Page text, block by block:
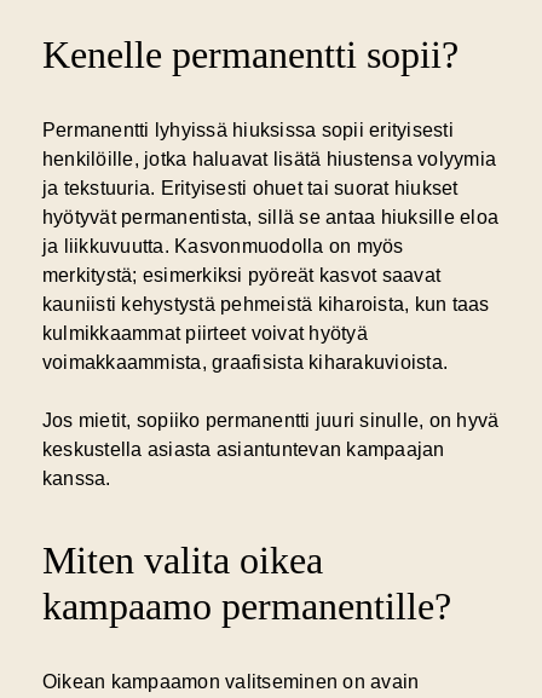
Kenelle permanentti sopii?
Permanentti lyhyissä hiuksissa sopii erityisesti
henkilöille, jotka haluavat lisätä hiustensa volyymia
ja tekstuuria. Erityisesti ohuet tai suorat hiukset
hyötyvät permanentista, sillä se antaa hiuksille eloa
ja liikkuvuutta. Kasvonmuodolla on myös
merkitystä; esimerkiksi pyöreät kasvot saavat
kauniisti kehystystä pehmeistä kiharoista, kun taas
kulmikkaammat piirteet voivat hyötyä
voimakkaammista, graafisista kiharakuvioista.
Jos mietit, sopiiko permanentti juuri sinulle, on hyvä
keskustella asiasta asiantuntevan kampaajan
kanssa.
Miten valita oikea
kampaamo permanentille?
Oikean kampaamon valitseminen on avain